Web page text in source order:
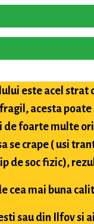
este acel strat
acesta
de foarte multe
se crape ( usi
de soc fizic),
cea mai buna
sau din Ilfov si